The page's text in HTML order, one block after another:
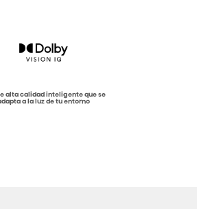
alta calidad inteligente que se
a la luz de tu entorno